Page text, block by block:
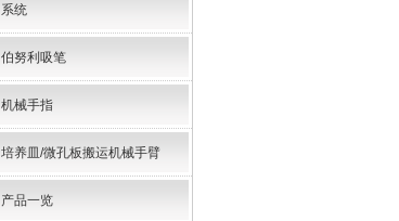
系统
伯努利吸笔
机械手指
培养皿/微孔板搬运机械手臂
产品一览